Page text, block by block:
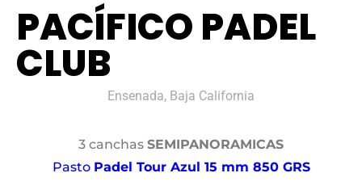
PACÍFICO PADEL
CLUB
Ensenada, Baja California
3 canchas SEMIPANORAMICAS
Pasto Padel Tour Azul 15 mm 850 GRS